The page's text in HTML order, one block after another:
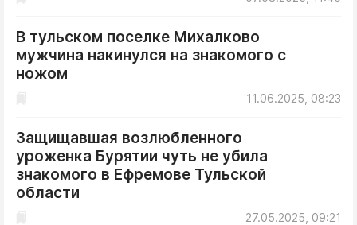
В тульском поселке Михалково
мужчина накинулся на знакомого с
ножом
11.06.2025, 08:23
Защищавшая возлюбленного
уроженка Бурятии чуть не убила
знакомого в Ефремове Тульской
области
27.05.2025, 09:21